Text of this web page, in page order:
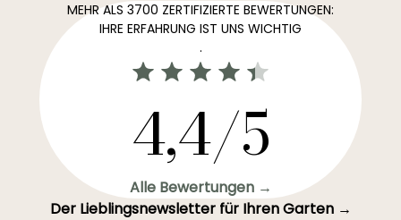
MEHR ALS 3700 ZERTIFIZIERTE BEWERTUNGEN:
IHRE ERFAHRUNG IST UNS WICHTIG
.
4,4/5
Alle Bewertungen →
Der Lieblingsnewsletter für Ihren Garten →